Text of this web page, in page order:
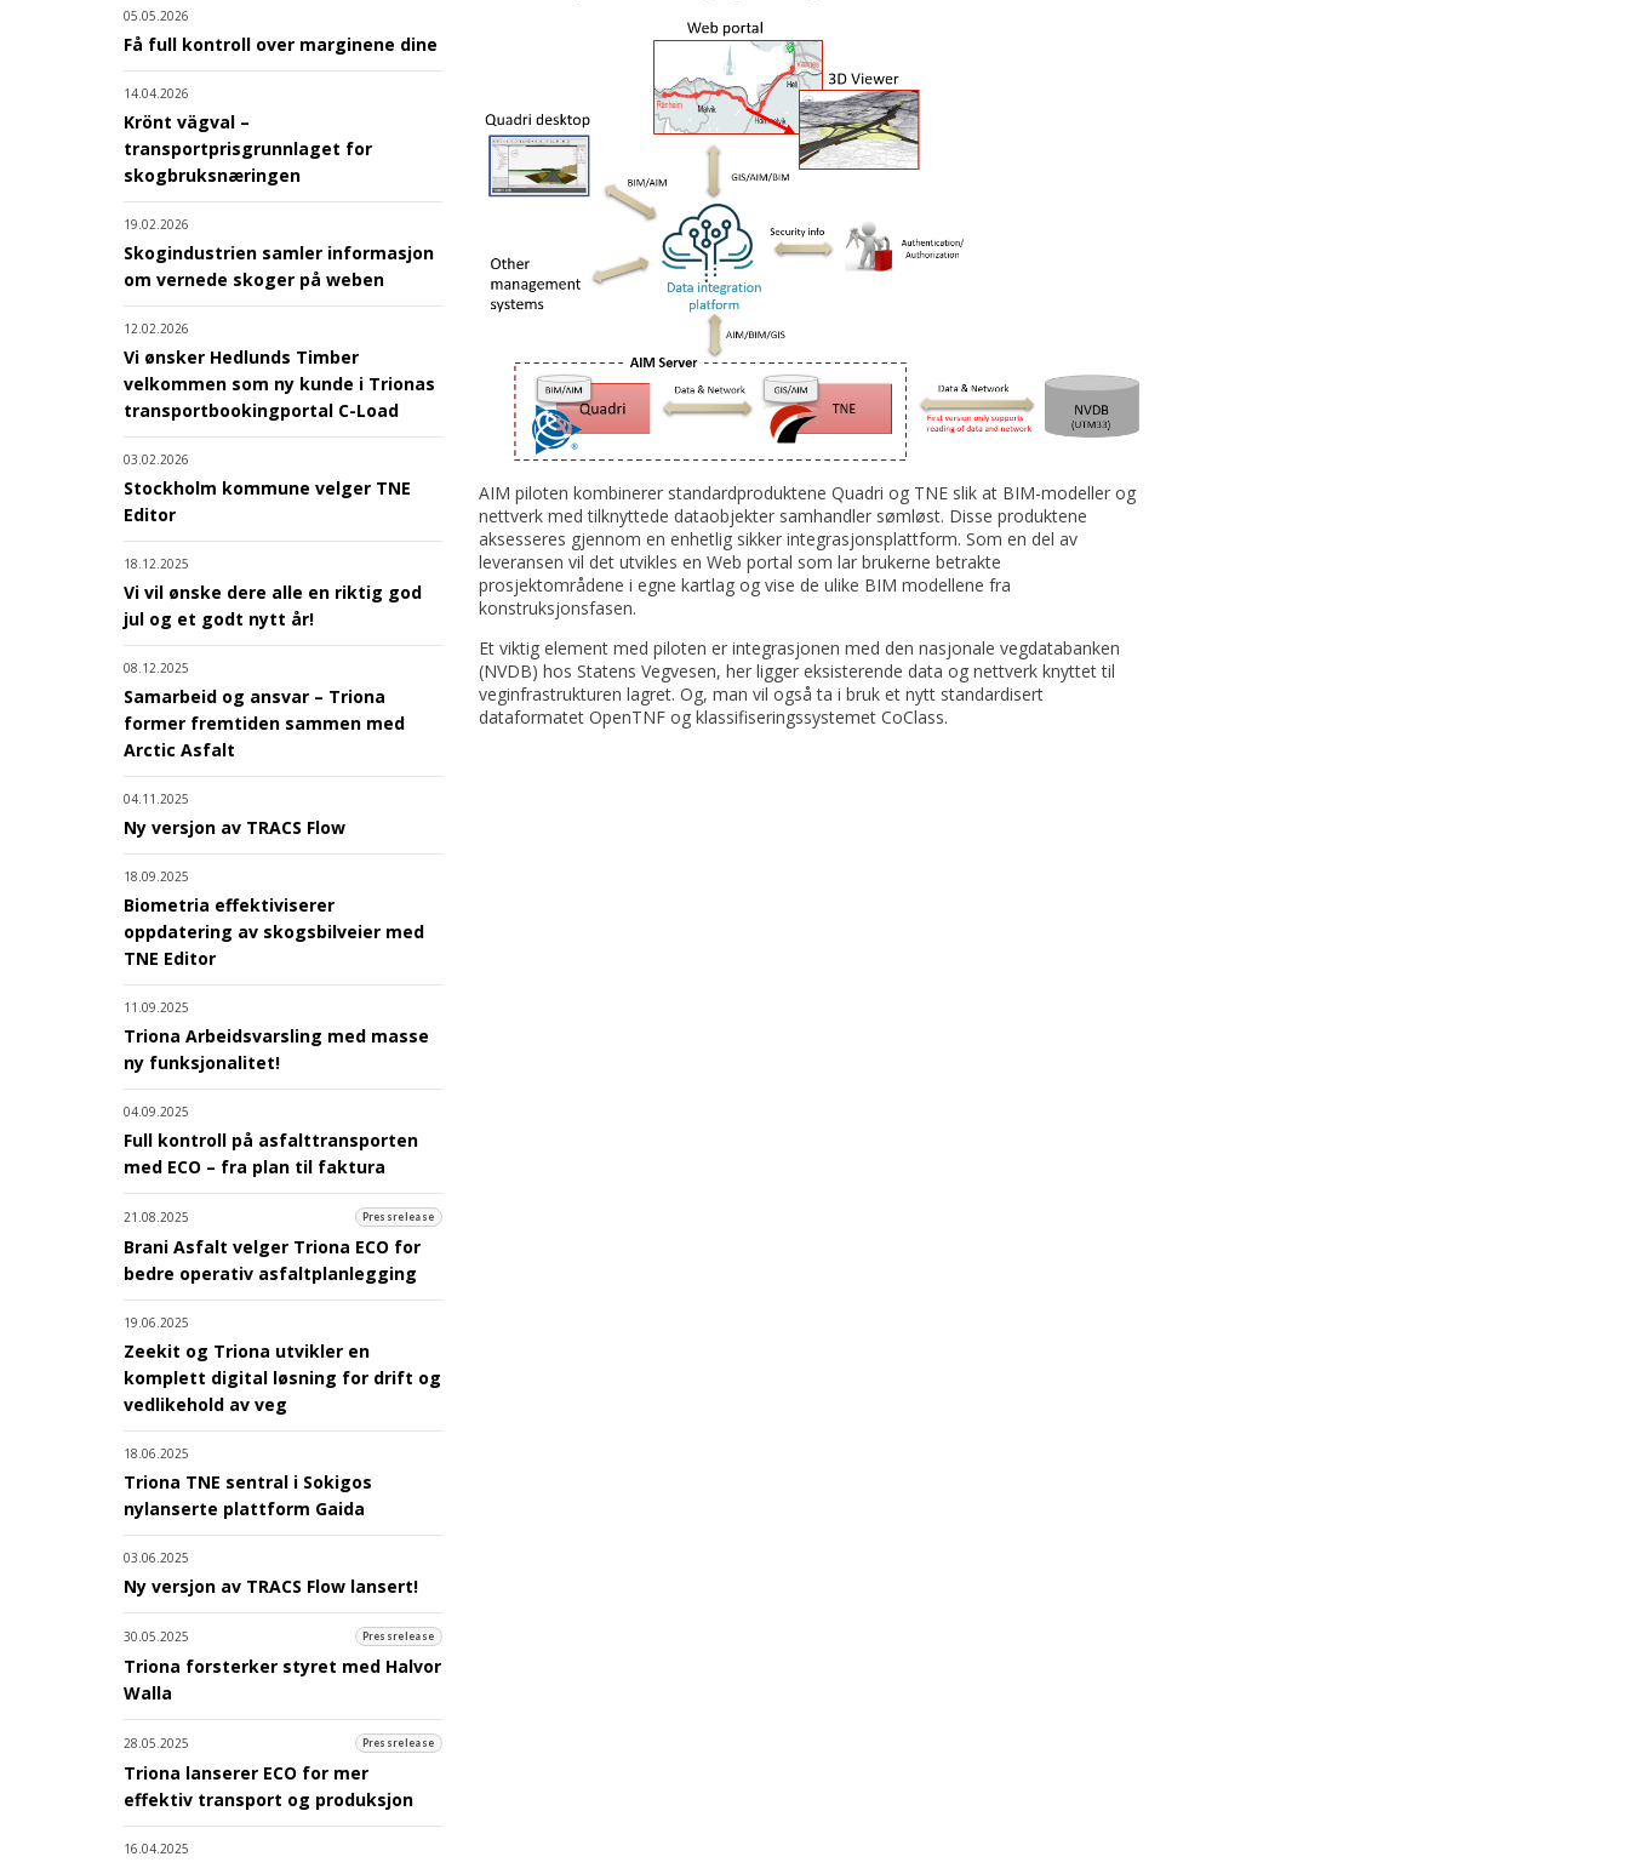
05.05.2026
Få full kontroll over marginene dine
14.04.2026
Krönt vägval –
transportprisgrunnlaget for
skogbruksnæringen
19.02.2026
Skogindustrien samler informasjon
om vernede skoger på weben
12.02.2026
Vi ønsker Hedlunds Timber
velkommen som ny kunde i Trionas
transportbookingportal C-Load
03.02.2026
Stockholm kommune velger TNE
Editor
18.12.2025
Vi vil ønske dere alle en riktig god
jul og et godt nytt år!
08.12.2025
Samarbeid og ansvar – Triona
former fremtiden sammen med
Arctic Asfalt
04.11.2025
Ny versjon av TRACS Flow
18.09.2025
Biometria effektiviserer
oppdatering av skogsbilveier med
TNE Editor
11.09.2025
Triona Arbeidsvarsling med masse
ny funksjonalitet!
04.09.2025
Full kontroll på asfalttransporten
med ECO – fra plan til faktura
21.08.2025 Pressrelease
Brani Asfalt velger Triona ECO for
bedre operativ asfaltplanlegging
19.06.2025
Zeekit og Triona utvikler en
komplett digital løsning for drift og
vedlikehold av veg
18.06.2025
Triona TNE sentral i Sokigos
nylanserte plattform Gaida
03.06.2025
Ny versjon av TRACS Flow lansert!
30.05.2025 Pressrelease
Triona forsterker styret med Halvor
Walla
28.05.2025 Pressrelease
Triona lanserer ECO for mer
effektiv transport og produksjon
16.04.2025
AIM piloten kombinerer standardproduktene Quadri og TNE slik at BIM-modeller og
nettverk med tilknyttede dataobjekter samhandler sømløst. Disse produktene
aksesseres gjennom en enhetlig sikker integrasjonsplattform. Som en del av
leveransen vil det utvikles en Web portal som lar brukerne betrakte
prosjektområdene i egne kartlag og vise de ulike BIM modellene fra
konstruksjonsfasen.
Et viktig element med piloten er integrasjonen med den nasjonale vegdatabanken
(NVDB) hos Statens Vegvesen, her ligger eksisterende data og nettverk knyttet til
veginfrastrukturen lagret. Og, man vil også ta i bruk et nytt standardisert
dataformatet OpenTNF og klassifiseringssystemet CoClass.